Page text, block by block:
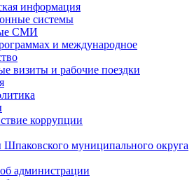
информация
системы
СМИ
и международное
визиты и рабочие поездки
коррупции
Шпаковского муниципального округа
администрации